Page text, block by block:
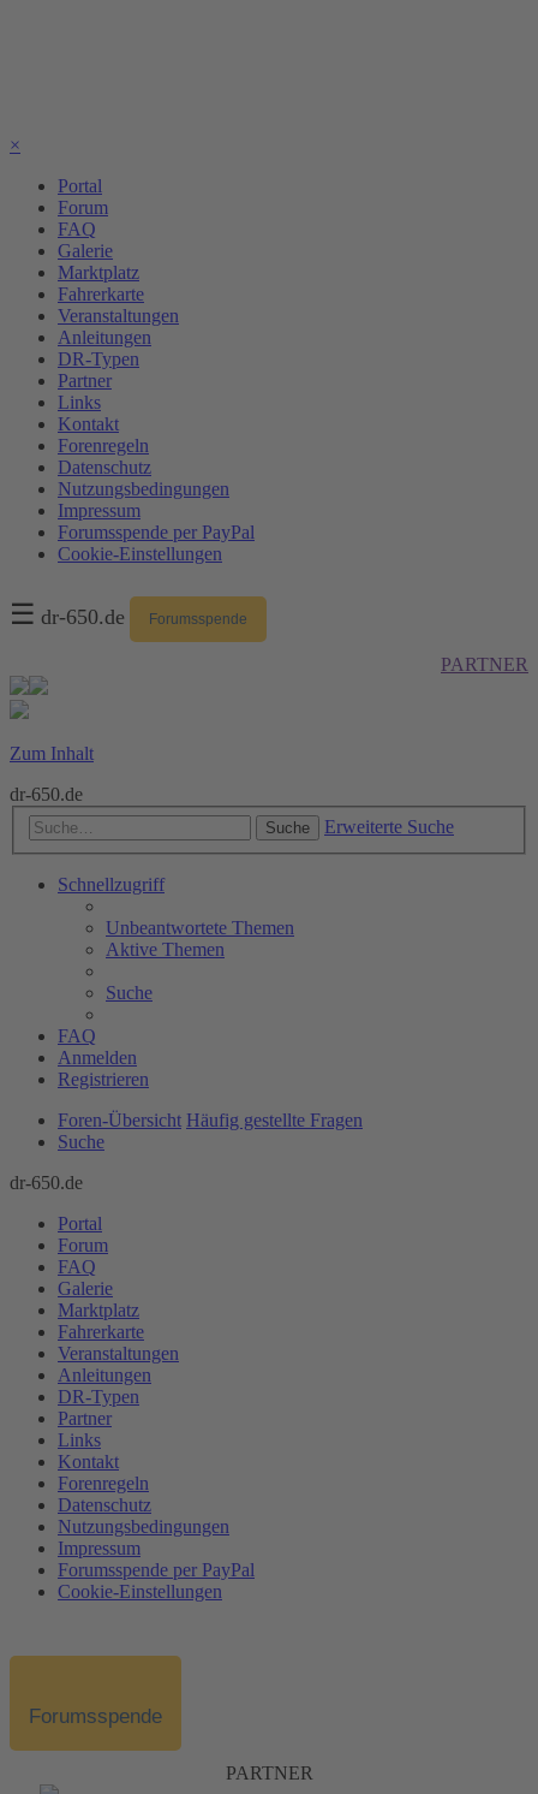
×
Portal
Forum
FAQ
Galerie
Marktplatz
Fahrerkarte
Veranstaltungen
Anleitungen
DR-Typen
Partner
Links
Kontakt
Forenregeln
Datenschutz
Nutzungsbedingungen
Impressum
Forumsspende per PayPal
Cookie-Einstellungen
☰ dr-650.de Forumsspende
PARTNER
Zum Inhalt
dr-650.de
Suche Erweiterte Suche
Schnellzugriff
Unbeantwortete Themen
Aktive Themen
Suche
FAQ
Anmelden
Registrieren
Foren-Übersicht Häufig gestellte Fragen
Suche
dr-650.de
Portal
Forum
FAQ
Galerie
Marktplatz
Fahrerkarte
Veranstaltungen
Anleitungen
DR-Typen
Partner
Links
Kontakt
Forenregeln
Datenschutz
Nutzungsbedingungen
Impressum
Forumsspende per PayPal
Cookie-Einstellungen
Forumsspende
PARTNER